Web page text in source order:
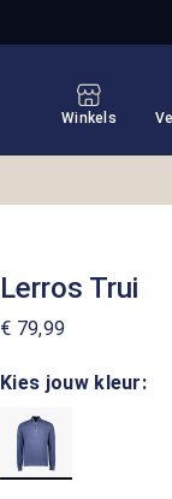
Winkels
Lerros Trui
€ 79,99
Kies jouw kleur: